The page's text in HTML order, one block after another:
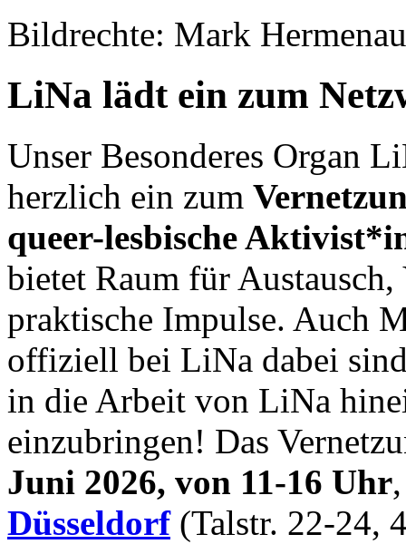
Bildrechte: Mark Hermenau
LiNa lädt ein zum
Unser Besonderes Organ
herzlich ein zum
queer-lesbische
bietet Raum für
praktische Impulse. Auch
offiziell bei LiNa dabei
in die Arbeit von LiNa
einzubringen! Das
Juni 2026, von 11-16 Uhr
Düsseldorf (Talstr. 22-24,